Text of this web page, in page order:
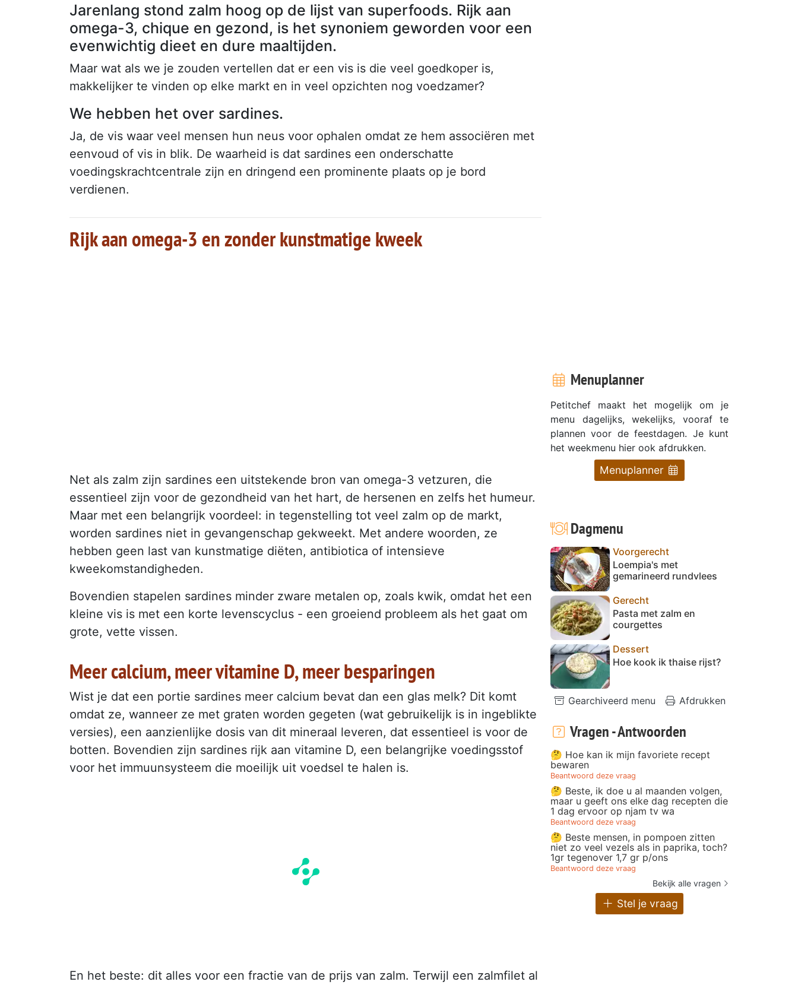
Jarenlang stond zalm hoog op de lijst van superfoods. Rijk aan
omega-3, chique en gezond, is het synoniem geworden voor een
evenwichtig dieet en dure maaltijden.
Maar wat als we je zouden vertellen dat er een vis is die veel goedkoper is,
makkelijker te vinden op elke markt en in veel opzichten nog voedzamer?
We hebben het over sardines.
Ja, de vis waar veel mensen hun neus voor ophalen omdat ze hem associëren met
eenvoud of vis in blik. De waarheid is dat sardines een onderschatte
voedingskrachtcentrale zijn en dringend een prominente plaats op je bord
verdienen.
Rijk aan omega-3 en zonder kunstmatige kweek
Net als zalm zijn sardines een uitstekende bron van omega-3 vetzuren, die
essentieel zijn voor de gezondheid van het hart, de hersenen en zelfs het humeur.
Maar met een belangrijk voordeel: in tegenstelling tot veel zalm op de markt,
worden sardines niet in gevangenschap gekweekt. Met andere woorden, ze
hebben geen last van kunstmatige diëten, antibiotica of intensieve
kweekomstandigheden.
Bovendien stapelen sardines minder zware metalen op, zoals kwik, omdat het een
kleine vis is met een korte levenscyclus - een groeiend probleem als het gaat om
grote, vette vissen.
Meer calcium, meer vitamine D, meer besparingen
Wist je dat een portie sardines meer calcium bevat dan een glas melk? Dit komt
omdat ze, wanneer ze met graten worden gegeten (wat gebruikelijk is in ingeblikte
versies), een aanzienlijke dosis van dit mineraal leveren, dat essentieel is voor de
botten. Bovendien zijn sardines rijk aan vitamine D, een belangrijke voedingsstof
voor het immuunsysteem die moeilijk uit voedsel te halen is.
En het beste: dit alles voor een fractie van de prijs van zalm. Terwijl een zalmfilet al
Menuplanner
Petitchef maakt het mogelijk om je
menu dagelijks, wekelijks, vooraf te
plannen voor de feestdagen. Je kunt
het weekmenu hier ook afdrukken.
Menuplanner
Dagmenu
Voorgerecht
Loempia's met
gemarineerd rundvlees
Gerecht
Pasta met zalm en
courgettes
Dessert
Hoe kook ik thaise rijst?
Gearchiveerd menu Afdrukken
Vragen - Antwoorden
🤔 Hoe kan ik mijn favoriete recept
bewaren
Beantwoord deze vraag
🤔 Beste, ik doe u al maanden volgen,
maar u geeft ons elke dag recepten die
1 dag ervoor op njam tv wa
Beantwoord deze vraag
🤔 Beste mensen, in pompoen zitten
niet zo veel vezels als in paprika, toch?
1gr tegenover 1,7 gr p/ons
Beantwoord deze vraag
Bekijk alle vragen
Stel je vraag